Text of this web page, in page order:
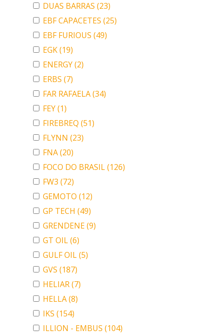
DUAS BARRAS (23)
EBF CAPACETES (25)
EBF FURIOUS (49)
EGK(19)
ENERGY(2)
ERBS (7)
FAR RAFAELA(34)
FEY(1)
FIREBREQ (51)
FLYNN (23)
FNA(20)
FOCO DO BRASIL(126)
FW3 (72)
GEMOTO (12)
GP TECH (49)
GRENDENE(9)
GT OIL(6)
GULF OIL(5)
GVS (187)
HELIAR(7)
HELLA(8)
IKS (154)
ILLION - EMBUS (104)